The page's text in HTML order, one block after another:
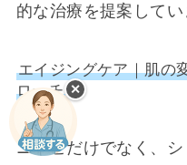
的な治療を提案してい
エイジングケア｜肌の
ローチ
ニキビだけでなく、
✕